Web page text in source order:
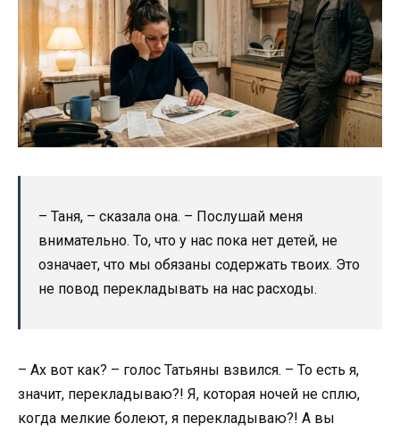
– Таня, – сказала она. – Послушай меня
внимательно. То, что у нас пока нет детей, не
означает, что мы обязаны содержать твоих. Это
не повод перекладывать на нас расходы.
– Ах вот как? – голос Татьяны взвился. – То есть я,
значит, перекладываю?! Я, которая ночей не сплю,
когда мелкие болеют, я перекладываю?! А вы